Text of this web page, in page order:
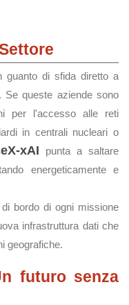
guanto di sfida diretto a
. Se queste aziende sono
per l'accesso alle reti
in centrali nucleari o
xAI punta a saltare
energeticamente e
bordo di ogni missione
infrastruttura dati che
geografiche.
futuro senza